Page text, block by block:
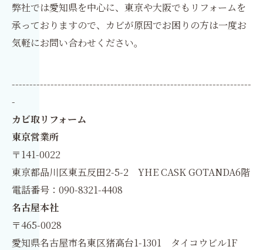
弊社では愛知県を中心に、東京や大阪でもリフォームを
承っておりますので、カビが原因でお困りの方は一度お
気軽にお問い合わせください。
--------------------------------------------------------------------
-
カビ取リフォーム
東京営業所
〒141-0022
東京都品川区東五反田2-5-2 YHE CASK GOTANDA6階
電話番号：090-8321-4408
名古屋本社
〒465-0028
愛知県名古屋市名東区猪高台1-1301 タイコウビル1F